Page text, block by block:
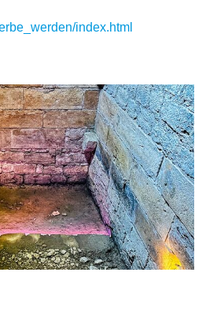
index.html